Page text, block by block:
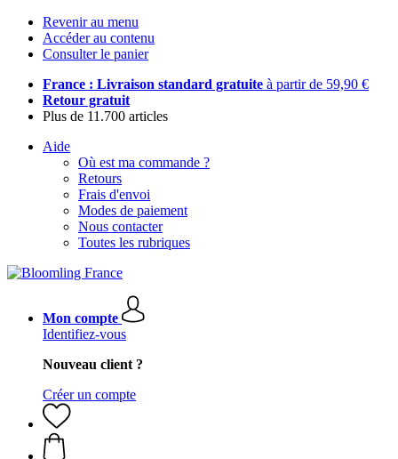
Revenir au menu
Accéder au contenu
Consulter le panier
France : Livraison standard gratuite à partir de 59,90 €
Retour gratuit
Plus de 11.700 articles
Aide
Où est ma commande ?
Retours
Frais d'envoi
Modes de paiement
Nous contacter
Toutes les rubriques
Mon compte
Identifiez-vous
Nouveau client ?
Créer un compte